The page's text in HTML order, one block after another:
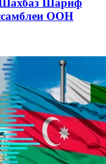
Шахбаз Шариф
ООН